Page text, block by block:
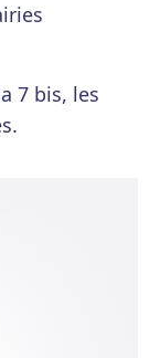
7 bis, les